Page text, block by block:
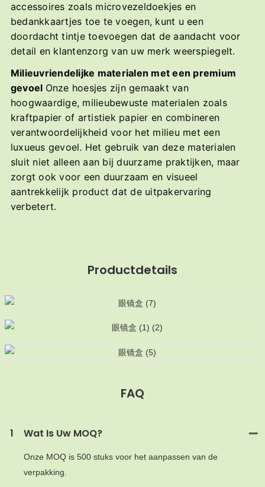
accessoires zoals microvezeldoekjes en
bedankkaartjes toe te voegen, kunt u een
doordacht tintje toevoegen dat de aandacht voor
detail en klantenzorg van uw merk weerspiegelt.
Milieuvriendelijke materialen met een premium
gevoel Onze hoesjes zijn gemaakt van
hoogwaardige, milieubewuste materialen zoals
kraftpapier of artistiek papier en combineren
verantwoordelijkheid voor het milieu met een
luxueus gevoel. Het gebruik van deze materialen
sluit niet alleen aan bij duurzame praktijken, maar
zorgt ook voor een duurzaam en visueel
aantrekkelijk product dat de uitpakervaring
verbetert.
Productdetails
FAQ
1 Wat Is Uw MOQ?
Onze MOQ is 500 stuks voor het aanpassen van de
verpakking.